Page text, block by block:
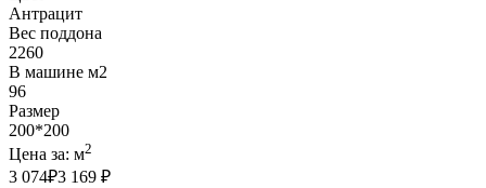
Антрацит
Вес поддона
2260
В машине м2
96
Размер
200*200
Цена за: м2
3 074₽3 169 ₽